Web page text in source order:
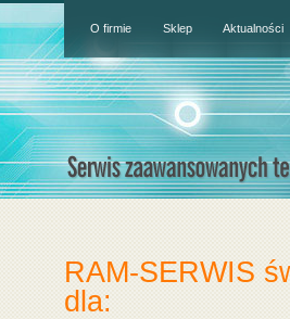
O firmie Sklep Aktualności
RAM-SERWIS
dla: